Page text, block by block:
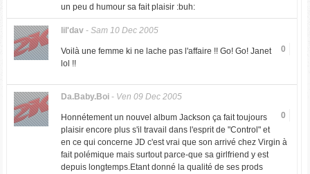
un peu d humour sa fait plaisir :buh:
lil'dav- Sam 10 Dec 2005
0
Voilà une femme ki ne lache pas l'affaire !! Go! Go! Janet
lol !!
Da.Baby.Boi- Ven 09 Dec 2005
0
Honnétement un nouvel album Jackson ça fait toujours
plaisir encore plus s'il travail dans l'esprit de "Control" et
en ce qui concerne JD c'est vrai que son arrivé chez Virgin à
fait polémique mais surtout parce-que sa girlfriend y est
depuis longtemps.Etant donné la qualité de ses prods